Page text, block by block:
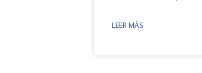
LEER MÁS